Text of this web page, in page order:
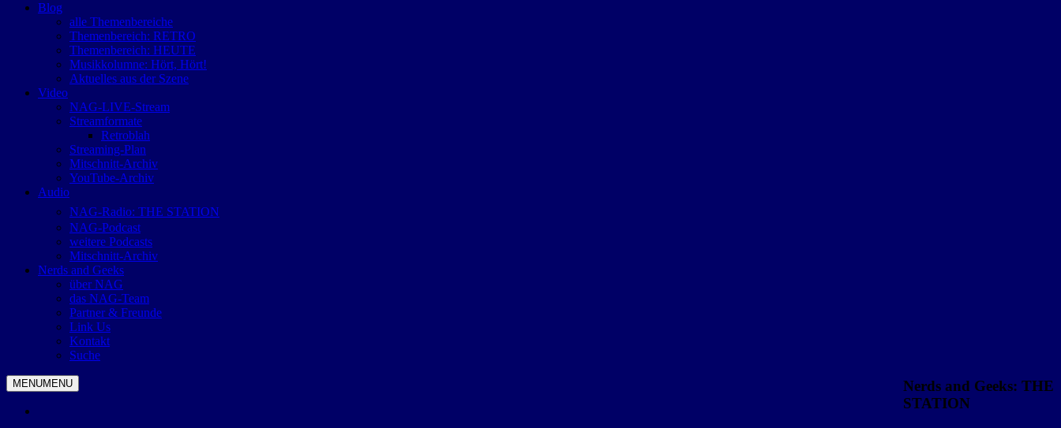
Blog
alle Themenbereiche
Themenbereich: RETRO
Themenbereich: HEUTE
Musikkolumne: Hört, Hört!
Aktuelles aus der Szene
Video
NAG-LIVE-Stream
Streamformate
Retroblah
Streaming-Plan
Mitschnitt-Archiv
YouTube-Archiv
Audio
NAG-Radio: THE STATION
NAG-Podcast
weitere Podcasts
Mitschnitt-Archiv
Nerds and Geeks
über NAG
das NAG-Team
Partner & Freunde
Link Us
Kontakt
Suche
MENUMENU
Nerds and Geeks: THE
STATION